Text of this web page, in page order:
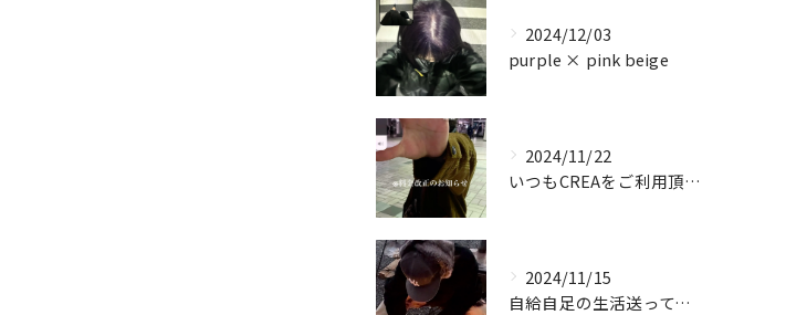
2024/12/03
purple × pink beige
2024/11/22
いつもCREAをご利用頂き誠に有難う御座います！
2024/11/15
自給自足の生活送ってます